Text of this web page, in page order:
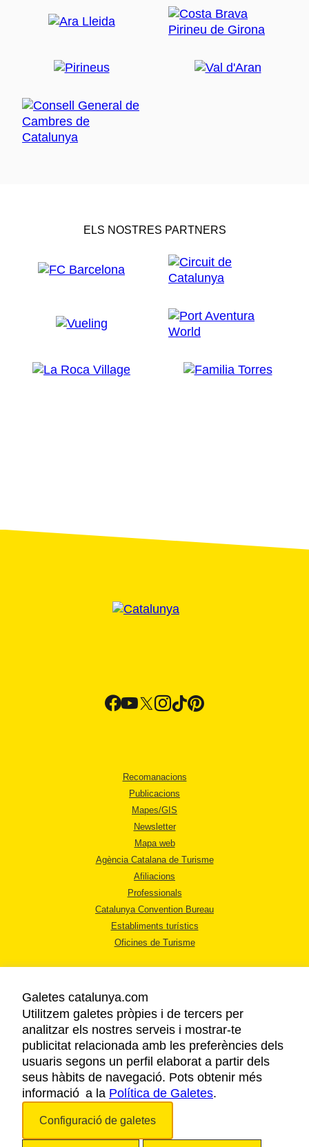
ELS NOSTRES PARTNERS
Recomanacions
Publicacions
Mapes/GIS
Newsletter
Mapa web
Agència Catalana de Turisme
Afiliacions
Professionals
Catalunya Convention Bureau
Establiments turístics
Oficines de Turisme
AVÍS LEGAL
POLÍTICA DE PRIVACITAT
COOKIES
ACCESSIBILITAT
Galetes catalunya.com
Utilitzem galetes pròpies i de tercers per
analitzar els nostres serveis i mostrar-te
publicitat relacionada amb les preferències dels
usuaris segons un perfil elaborat a partir dels
seus hàbits de navegació. Pots obtenir més
informació a la Política de Galetes.
Configuració de galetes